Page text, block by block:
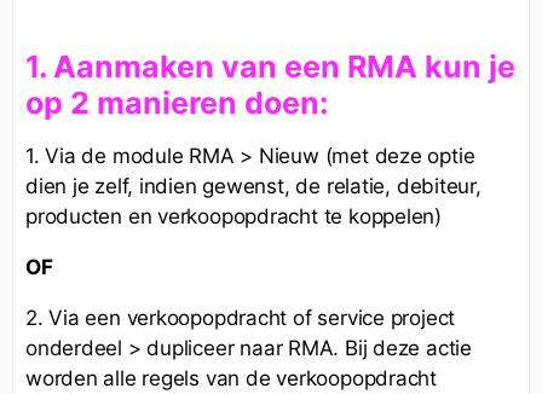
1. Aanmaken van een RMA kun je
op 2 manieren doen:
1. Via de module RMA > Nieuw (met deze optie
dien je zelf, indien gewenst, de relatie, debiteur,
producten en verkoopopdracht te koppelen)
OF
2. Via een verkoopopdracht of service project
onderdeel >dupliceer naar RMA. Bij deze actie
worden alle regels van de verkoopopdracht